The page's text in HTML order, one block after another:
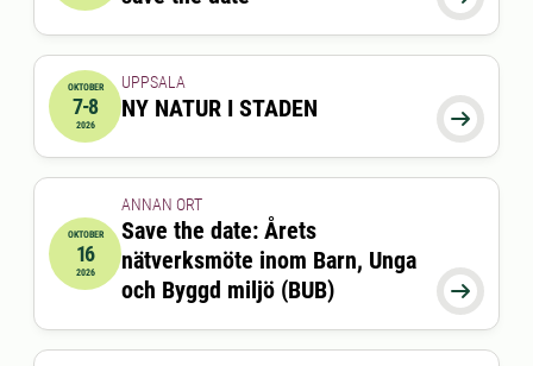
2026-10-07 16:00:00 till2026-10-08 16:45:00
OKTOBER
7-8
2026 
UPPSALA
NY NATUR I STADEN
2026-10-16 09:00:00till2026-10-16 17:00:00
OKTOBER
16
2026

ANNAN ORT
Save the date: Årets
nätverksmöte inom Barn, Unga
och Byggd miljö (BUB)